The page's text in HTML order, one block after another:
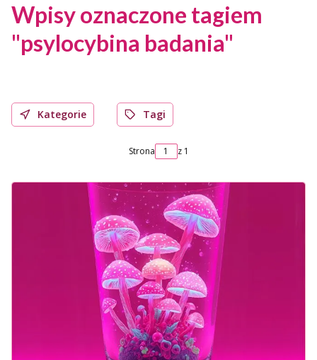
Wpisy oznaczone tagiem
"psylocybina badania"
Kategorie Tagi
Strona z 1